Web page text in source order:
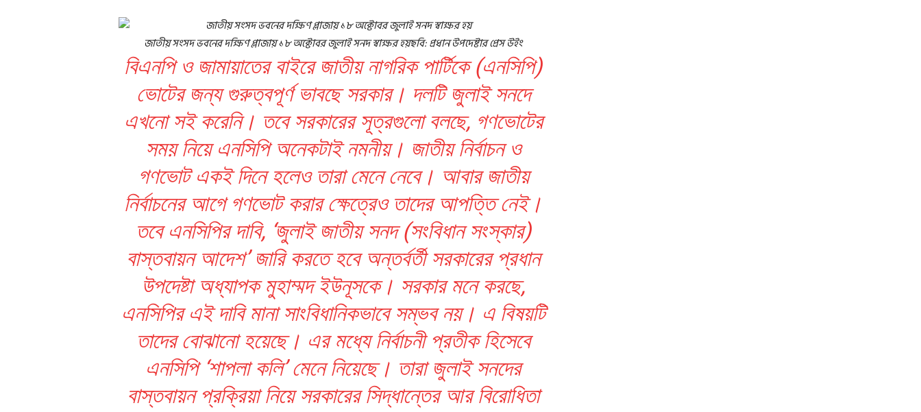
জাতীয় সংসদ ভবনের দক্ষিণ প্লাজায় ১৮ অক্টোবর জুলাই সনদ স্বাক্ষর হয়ছবি: প্রধান উপদেষ্টার প্রেস উইং
বিএনপি ও জামায়াতের বাইরে জাতীয় নাগরিক পার্টিকে (এনসিপি)
ভোটের জন্য গুরুত্বপূর্ণ ভাবছে সরকার। দলটি জুলাই সনদে
এখনো সই করেনি। তবে সরকারের সূত্রগুলো বলছে, গণভোটের
সময় নিয়ে এনসিপি অনেকটাই নমনীয়। জাতীয় নির্বাচন ও
গণভোট একই দিনে হলেও তারা মেনে নেবে। আবার জাতীয়
নির্বাচনের আগে গণভোট করার ক্ষেত্রেও তাদের আপত্তি নেই।
তবে এনসিপির দাবি, ‘জুলাই জাতীয় সনদ (সংবিধান সংস্কার)
বাস্তবায়ন আদেশ’ জারি করতে হবে অন্তর্বর্তী সরকারের প্রধান
উপদেষ্টা অধ্যাপক মুহাম্মদ ইউনূসকে। সরকার মনে করছে,
এনসিপির এই দাবি মানা সাংবিধানিকভাবে সম্ভব নয়। এ বিষয়টি
তাদের বোঝানো হয়েছে। এর মধ্যে নির্বাচনী প্রতীক হিসেবে
এনসিপি ‘শাপলা কলি’ মেনে নিয়েছে। তারা জুলাই সনদের
বাস্তবায়ন প্রক্রিয়া নিয়ে সরকারের সিদ্ধান্তের আর বিরোধিতা